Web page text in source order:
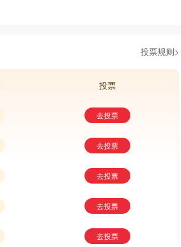
投票规则>
投票
去投票
去投票
去投票
去投票
去投票